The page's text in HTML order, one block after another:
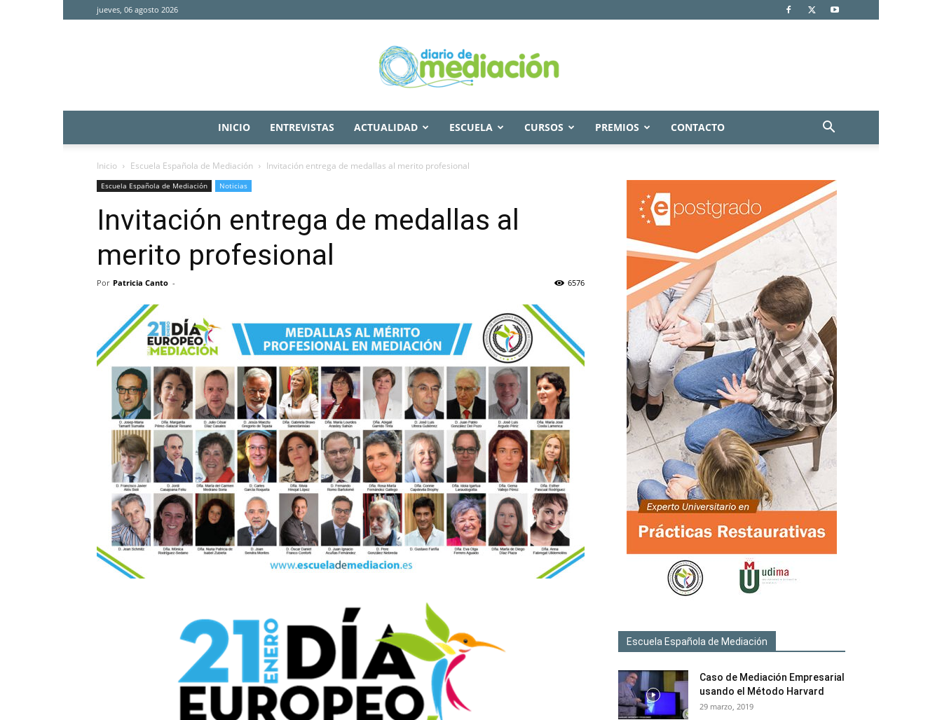
jueves, 06 agosto 2026
Diario
de
Mediación
INICIO ENTREVISTAS ACTUALIDAD ESCUELA CURSOS PREMIOS CONTACTO
Inicio Escuela Española de Mediación Invitación entrega de medallas al merito profesional
Escuela Española de Mediación Noticias
Invitación entrega de medallas al
merito profesional
Por Patricia Canto - 6576
Escuela Española de Mediación
Caso de Mediación Empresarial
usando el Método Harvard
29 marzo, 2019